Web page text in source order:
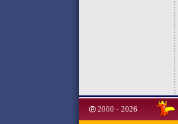
2000 - 2026